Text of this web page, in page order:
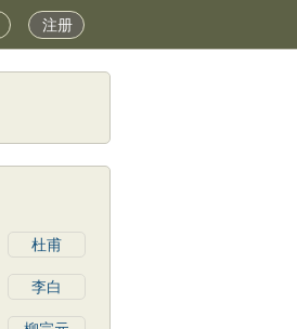
注册
杜甫
李白